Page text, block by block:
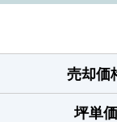
売却価
坪単